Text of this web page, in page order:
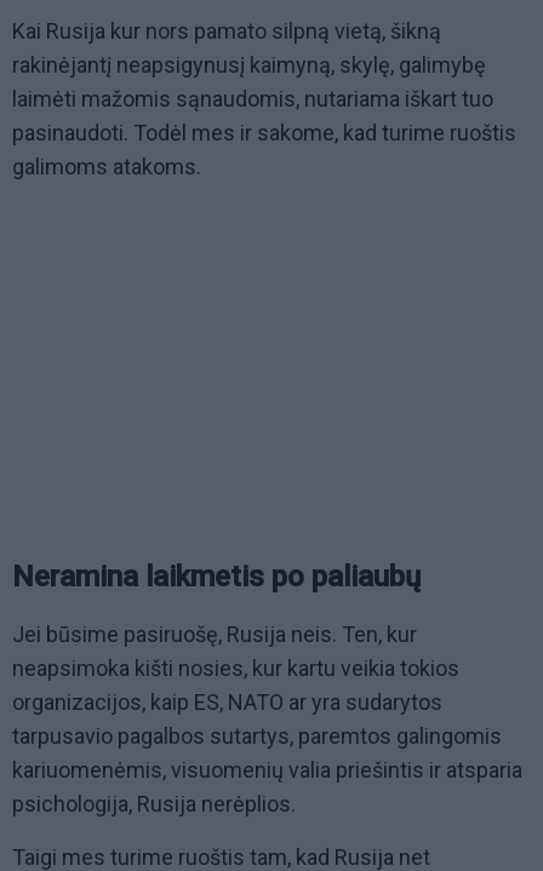
Kai Rusija kur nors pamato silpną vietą, šikną
rakinėjantį neapsigynusį kaimyną, skylę, galimybę
laimėti mažomis sąnaudomis, nutariama iškart tuo
pasinaudoti. Todėl mes ir sakome, kad turime ruoštis
galimoms atakoms.
Neramina laikmetis po paliaubų
Jei būsime pasiruošę, Rusija neis. Ten, kur
neapsimoka kišti nosies, kur kartu veikia tokios
organizacijos, kaip ES, NATO ar yra sudarytos
tarpusavio pagalbos sutartys, paremtos galingomis
kariuomenėmis, visuomenių valia priešintis ir atsparia
psichologija, Rusija nerėplios.
Taigi mes turime ruoštis tam, kad Rusija net